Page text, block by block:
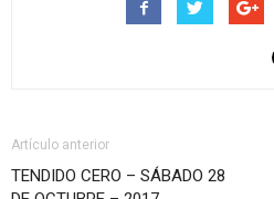
Artículo anterior
TENDIDO CERO – SÁBADO 28